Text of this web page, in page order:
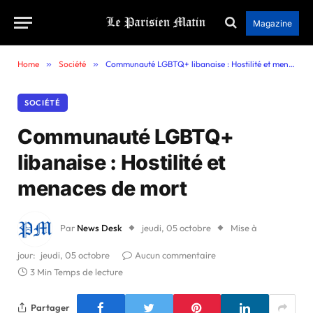
Magazine
Home » Société » Communauté LGBTQ+ libanaise : Hostilité et menaces de mort
SOCIÉTÉ
Communauté LGBTQ+
libanaise : Hostilité et
menaces de mort
Par News Desk jeudi, 05 octobre Mise à
jour: jeudi, 05 octobre
Aucun commentaire
3 Min Temps de lecture
Partager